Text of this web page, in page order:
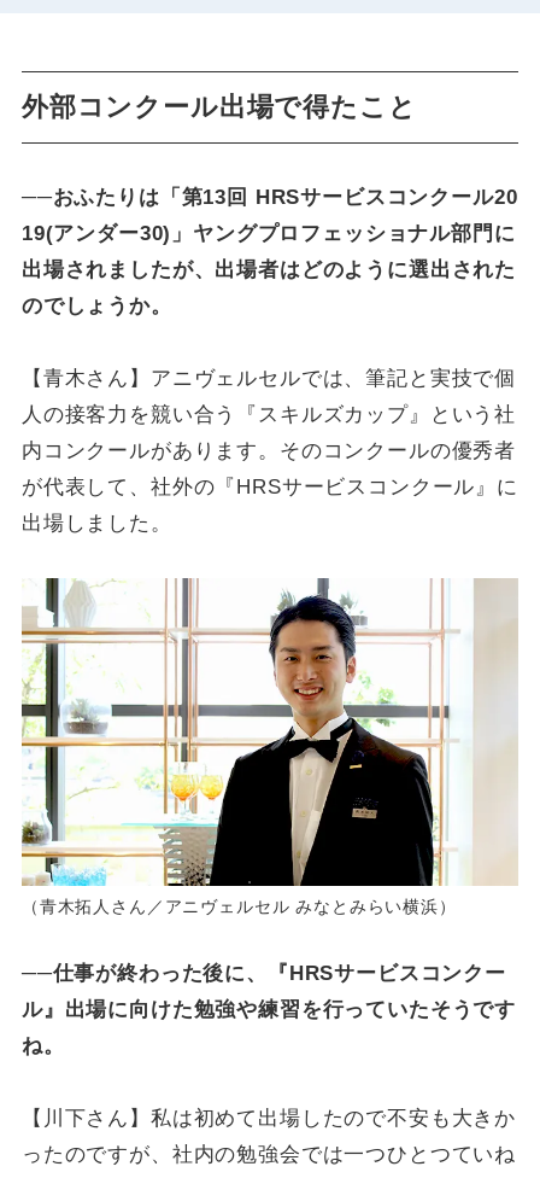
外部コンクール出場で得たこと
──おふたりは「第13回 HRSサービスコンクール20
19(アンダー30)」ヤングプロフェッショナル部門に
出場されましたが、出場者はどのように選出された
のでしょうか。
【青木さん】アニヴェルセルでは、筆記と実技で個
人の接客力を競い合う『スキルズカップ』という社
内コンクールがあります。そのコンクールの優秀者
が代表して、社外の『HRSサービスコンクール』に
出場しました。
（青木拓人さん／アニヴェルセル みなとみらい横浜）
──仕事が終わった後に、『HRSサービスコンクー
ル』出場に向けた勉強や練習を行っていたそうです
ね。
【川下さん】私は初めて出場したので不安も大きか
ったのですが、社内の勉強会では一つひとつていね